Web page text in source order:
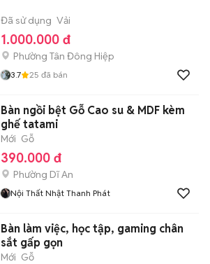
Đã sử dụng Vải
1.000.000 đ
Phường Tân Đông Hiệp
3.7 25 đã bán
Bàn ngồi bệt Gỗ Cao su & MDF kèm
ghế tatami
Mới Gỗ
390.000 đ
Phường Dĩ An
Nội Thất Nhật Thanh Phát
Bàn làm việc, học tập, gaming chân
sắt gấp gọn
Mới Gỗ